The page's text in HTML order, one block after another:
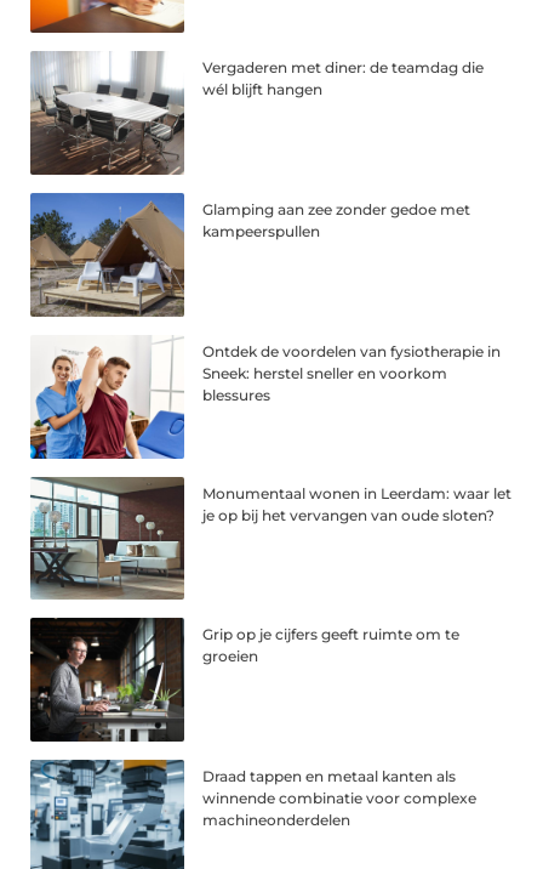
Vergaderen met diner: de teamdag die
wél blijft hangen
Glamping aan zee zonder gedoe met
kampeerspullen
Ontdek de voordelen van fysiotherapie in
Sneek: herstel sneller en voorkom
blessures
Monumentaal wonen in Leerdam: waar let
je op bij het vervangen van oude sloten?
Grip op je cijfers geeft ruimte om te
groeien
Draad tappen en metaal kanten als
winnende combinatie voor complexe
machineonderdelen